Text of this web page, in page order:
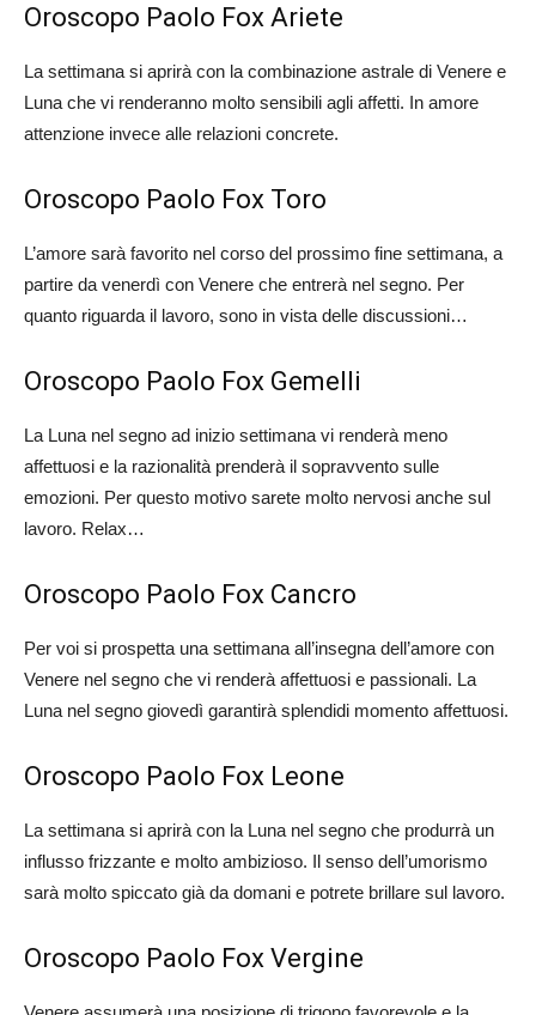
Oroscopo Paolo Fox Ariete
La settimana si aprirà con la combinazione astrale di Venere e
Luna che vi renderanno molto sensibili agli affetti. In amore
attenzione invece alle relazioni concrete.
Oroscopo Paolo Fox Toro
L’amore sarà favorito nel corso del prossimo fine settimana, a
partire da venerdì con Venere che entrerà nel segno. Per
quanto riguarda il lavoro, sono in vista delle discussioni…
Oroscopo Paolo Fox Gemelli
La Luna nel segno ad inizio settimana vi renderà meno
affettuosi e la razionalità prenderà il sopravvento sulle
emozioni. Per questo motivo sarete molto nervosi anche sul
lavoro. Relax…
Oroscopo Paolo Fox Cancro
Per voi si prospetta una settimana all’insegna dell’amore con
Venere nel segno che vi renderà affettuosi e passionali. La
Luna nel segno giovedì garantirà splendidi momento affettuosi.
Oroscopo Paolo Fox Leone
La settimana si aprirà con la Luna nel segno che produrrà un
influsso frizzante e molto ambizioso. Il senso dell’umorismo
sarà molto spiccato già da domani e potrete brillare sul lavoro.
Oroscopo Paolo Fox Vergine